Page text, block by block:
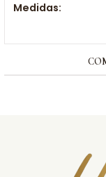
Medidas: